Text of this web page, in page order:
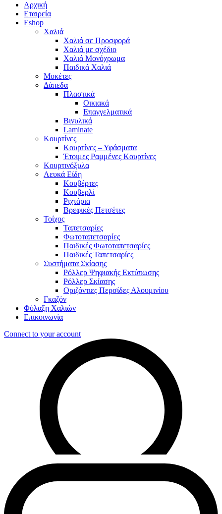
Αρχική
Εταιρεία
Eshop
Χαλιά
Χαλιά σε Προσφορά
Χαλιά με σχέδιο
Χαλιά Μονόχρωμα
Παιδικά Χαλιά
Μοκέτες
Δάπεδα
Πλαστικά
Οικιακά
Επαγγελματικά
Βινυλικά
Laminate
Κουρτίνες
Κουρτίνες – Υφάσματα
Έτοιμες Ραμμένες Κουρτίνες
Κουρτινόξυλα
Λευκά Είδη
Κουβέρτες
Κουβερλί
Ριχτάρια
Βρεφικές Πετσέτες
Τοίχος
Ταπετσαρίες
Φωτοταπετσαρίες
Παιδικές Φωτοταπετσαρίες
Παιδικές Ταπετσαρίες
Συστήματα Σκίασης
Ρόλλερ Ψηφιακής Εκτύπωσης
Ρόλλερ Σκίασης
Οριζόντιες Περσίδες Αλουμινίου
Γκαζόν
Φύλαξη Χαλιών
Επικοινωνία
Connect to your account